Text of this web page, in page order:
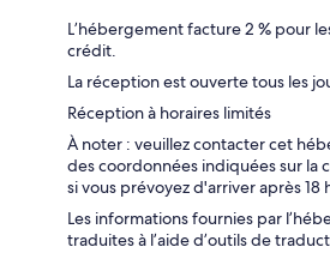
L’hébergement facture 2 % pour
crédit.
La réception est ouverte tous les
Réception à horaires limités
À noter : veuillez contacter cet
des coordonnées indiquées sur la
si vous prévoyez d'arriver après 18
Les informations fournies par
traduites à l’aide d’outils de